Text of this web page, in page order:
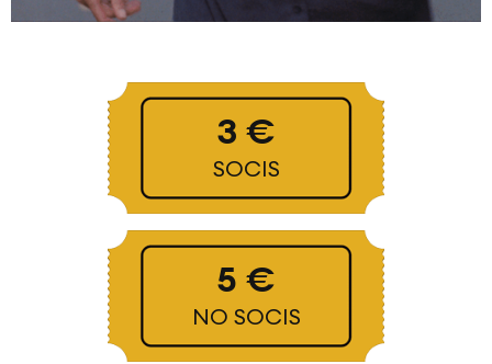
3 €
SOCIS
5 €
NO SOCIS